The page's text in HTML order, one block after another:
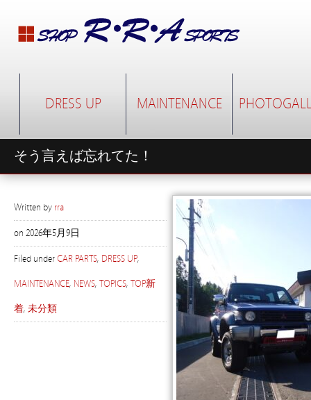
DRESS UP MAINTENANCE
そう言えば忘れてた！
Written by rra
on 2026年5月9日
Filed underCAR PARTS, DRESS UP,
MAINTENANCE, NEWS, TOPICS, TOP新
着, 未分類